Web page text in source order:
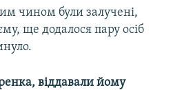
чином були залучені,
ще додалося пару осіб
віддавали йому